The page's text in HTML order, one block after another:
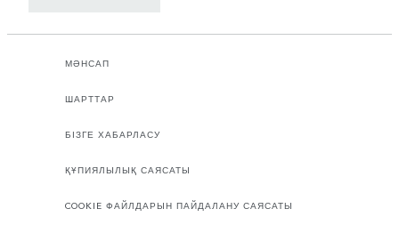
МӘНСАП
ШАРТТАР
БІЗГЕ ХАБАРЛАСУ
ҚҰПИЯЛЫЛЫҚ САЯСАТЫ
COOKIE ФАЙЛДАРЫН ПАЙДАЛАНУ САЯСАТЫ